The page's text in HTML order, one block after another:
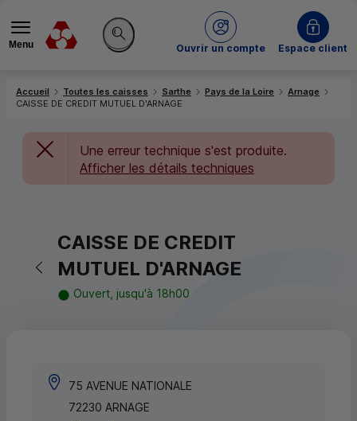
Menu
Rechercher sur le site
Ouvrir un compte
du Crédit MutuelEspace client
Accueil Toutes les caisses Sarthe Pays de la Loire
Arnage
CAISSE DE CREDIT MUTUEL D'ARNAGE
Une erreur technique s'est produite.
Afficher les détails techniques
Retour vers la page précédente
CAISSE DE CREDIT
MUTUEL D'ARNAGE
Ouvert, jusqu'à 18h00
75 AVENUE NATIONALE
72230 ARNAGE